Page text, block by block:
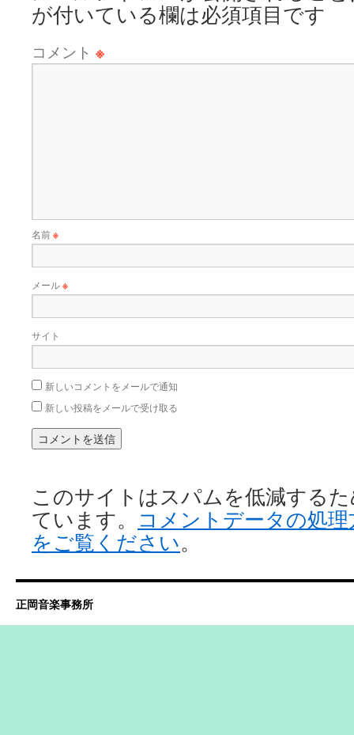
が付いている欄は必須項目です
コメント ※
名前※
メール※
サイト
新しいコメントをメールで通知
新しい投稿をメールで受け取る
このサイトはスパムを低減するた
ています。
コメントデータの処
をご覧ください。
正岡音楽事務所